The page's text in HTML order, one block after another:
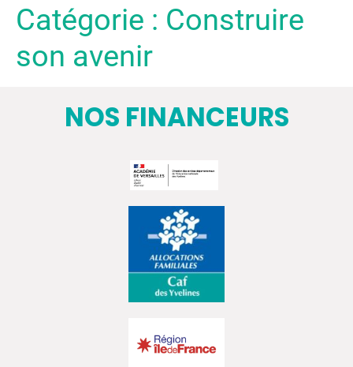
Catégorie : Construire
son avenir
NOS FINANCEURS